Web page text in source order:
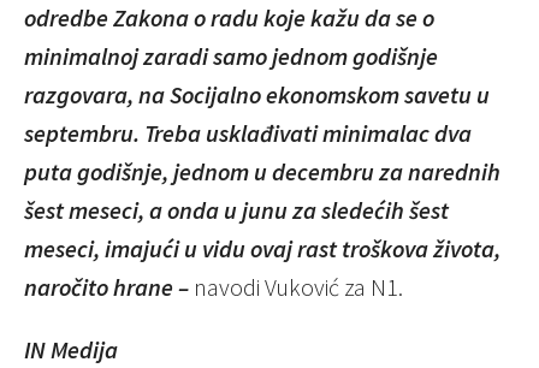
odredbe Zakona o radu koje kažu da se o
minimalnoj zaradi samo jednom godišnje
razgovara, na Socijalno ekonomskom savetu u
septembru. Treba usklađivati minimalac dva
puta godišnje, jednom u decembru za narednih
šest meseci, a onda u junu za sledećih šest
meseci, imajući u vidu ovaj rast troškova života,
naročito hrane – navodi Vuković za N1.
IN Medija